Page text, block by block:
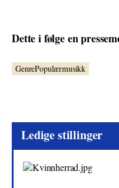
Dette i følge en
GenrePopulærmusikk
Ledige stillinger